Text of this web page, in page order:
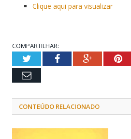
Clique aqui para visualizar
COMPARTILHAR:
TwitterFacebookGoogle+
Email
CONTEÚDO RELACIONADO